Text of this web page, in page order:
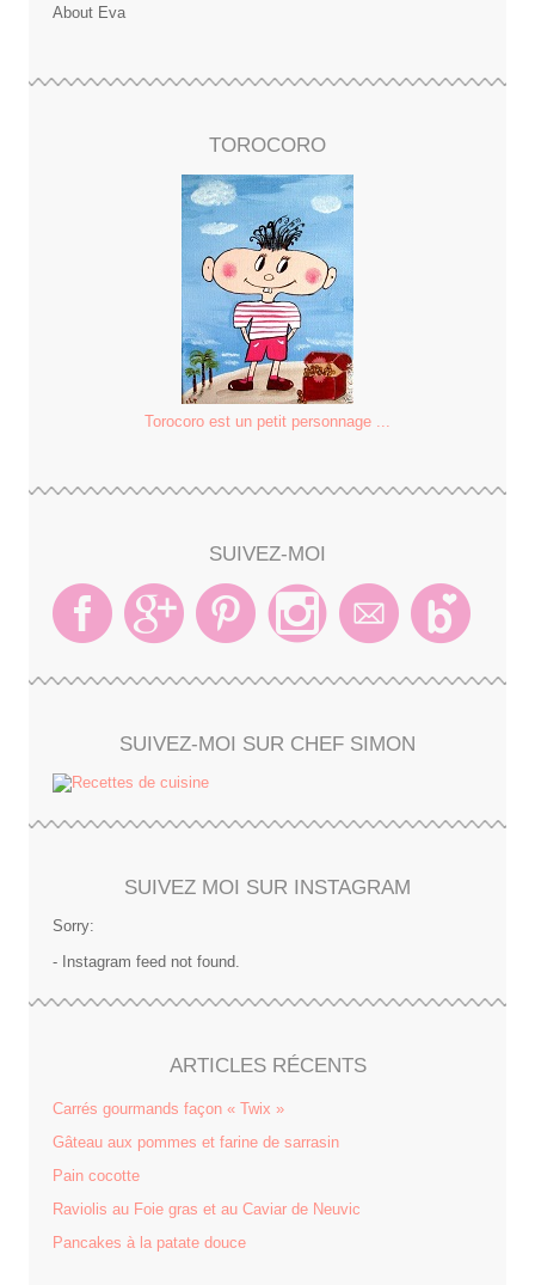
About Eva
TOROCORO
Torocoro est un petit personnage ...
SUIVEZ-MOI
SUIVEZ-MOI SUR CHEF SIMON
SUIVEZ MOI SUR INSTAGRAM
Sorry:
- Instagram feed not found.
ARTICLES RÉCENTS
Carrés gourmands façon « Twix »
Gâteau aux pommes et farine de sarrasin
Pain cocotte
Raviolis au Foie gras et au Caviar de Neuvic
Pancakes à la patate douce